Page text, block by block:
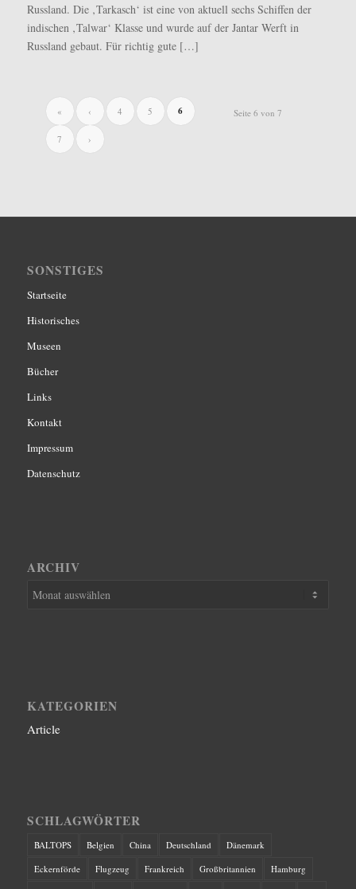
Russland. Die ‚Tarkasch‘ ist eine von aktuell sechs Schiffen der
indischen ‚Talwar‘ Klasse und wurde auf der Jantar Werft in
Russland gebaut. Für richtig gute […]
Seite 6 von 7
« ‹ 4 5 6
7 ›
SONSTIGES
Startseite
Historisches
Museen
Bücher
Links
Kontakt
Impressum
Datenschutz
ARCHIV
KATEGORIEN
Article
SCHLAGWÖRTER
BALTOPS Belgien China Deutschland
Dänemark
Eckernförde
Flugzeug Frankreich Großbritannien
Hamburg